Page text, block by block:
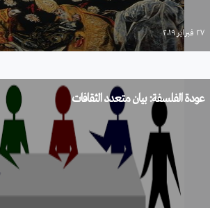
۲۷ فبراير ۲۰۱۹
عودة الفلسفة: بيان متعدد الثقافات